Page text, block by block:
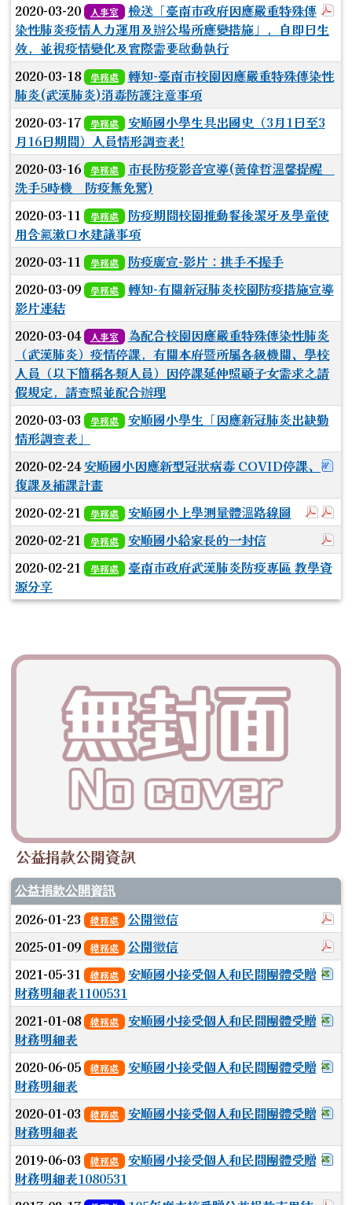
2020-03-20 人事室
檢送「臺南市政府因應嚴重特殊傳
染性肺炎疫情人力運用及辦公場所應變措施」，自即日生
效，並視疫情變化及實際需要啟動執行
2020-03-18
學務處
轉知-臺南市校園因應嚴重特殊傳染性
肺炎(武漢肺炎)消毒防護注意事項
2020-03-17
學務處
安順國小學生具出國史（3月1日至3
月16日期間）人員情形調查表!
2020-03-16
學務處
市長防疫影音宣導(黃偉哲溫馨提醒
洗手5時機 防疫無免驚)
2020-03-11
學務處
防疫期間校園推動餐後潔牙及學童使
用含氟漱口水建議事項
2020-03-11
學務處
防疫廣宣-影片：拱手不握手
2020-03-09
學務處
轉知-有關新冠肺炎校園防疫措施宣導
影片連結
2020-03-04
人事室
為配合校園因應嚴重特殊傳染性肺炎
（武漢肺炎）疫情停課，有關本府暨所屬各級機關、學校
人員（以下簡稱各類人員）因停課延伸照顧子女需求之請
假規定，請查照並配合辦理
2020-03-03
學務處
安順國小學生「因應新冠肺炎出缺勤
情形調查表」
2020-02-24安順國小因應新型冠狀病毒 COVID停課、
復課及補課計畫
於彈
2020-02-21 學務處
安順國小上學測量體溫路線圖
2020-02-21 學務處
安順國小給家長的一封信
2020-02-21
學務處
臺南市政府武漢肺炎防疫專區 教學資
源分享
公益捐款公開資訊
公益捐款公開資訊
2026-01-23 總務處
公開徵信
2025-01-09 總務處
公開徵信
2021-05-31 總務處
安順國小接受個人和民間團體受贈
財務明細表1100531
2021-01-08 總務處
安順國小接受個人和民間團體受贈
財務明細表
2020-06-05 總務處
安順國小接受個人和民間團體受贈
財務明細表
2020-01-03 總務處
安順國小接受個人和民間團體受贈
財務明細表
2019-06-03 總務處
安順國小接受個人和民間團體受贈
財務明細表1080531